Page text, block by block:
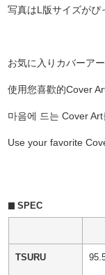
写真はL版サイズがぴ
お気に入りカバーア
使用您喜歡的Cover
마음에 드는 Cover
Use your favorite
SPEC
TSURU